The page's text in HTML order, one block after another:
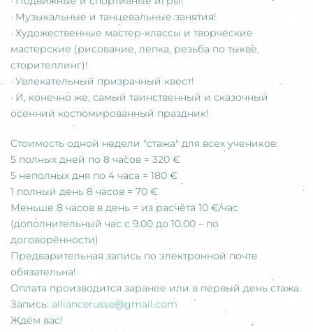
· Музыкальные и танцевальные занятия!
· Художественные мастер-классы и творческие
мастерские (рисование, лепка, резьба по тыкве,
сторителлинг)!
· Увлекательный призрачный квест!
· И, конечно же, самый таинственный и сказочный
осенний костюмированный праздник!
Стоимость одной недели "стажа" для всех учеников:
5 полных дней по 8 часов = 320 €
5 неполных дня по 4 часа = 180 €
1 полный день 8 часов = 70 €
Меньше 8 часов в день = из расчёта 10 €/час
(дополнительный час с 9.00 до 10.00 – по
договорённости)
Предварительная запись по электронной почте
обязательна!
Оплата производится заранее или в первый день стажа.
Запись: alliancerusse@gmail.com
Ждём вас!